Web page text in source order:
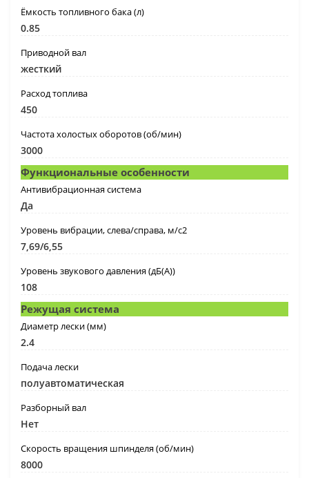
Ёмкость топливного бака (л)
0.85
Приводной вал
жесткий
Расход топлива
450
Частота холостых оборотов (об/мин)
3000
Функциональные особенности
Антивибрационная система
Да
Уровень вибрации, слева/справа, м/с2
7,69/6,55
Уровень звукового давления (дБ(А))
108
Режущая система
Диаметр лески (мм)
2.4
Подача лески
полуавтоматическая
Разборный вал
Нет
Скорость вращения шпинделя (об/мин)
8000